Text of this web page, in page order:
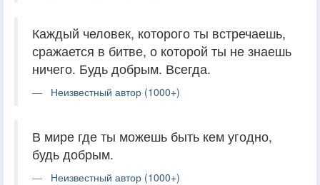
Каждый человек, которого ты встречаешь,
сражается в битве, о которой ты не знаешь
ничего. Будь добрым. Всегда.
Неизвестный автор (1000+)
В мире где ты можешь быть кем угодно,
будь добрым.
Неизвестный автор (1000+)